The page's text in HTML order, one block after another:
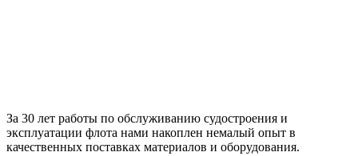
За 30 лет работы по обслуживанию судостроения и
эксплуатации флота нами накоплен немалый опыт в
качественных поставках материалов и оборудования.